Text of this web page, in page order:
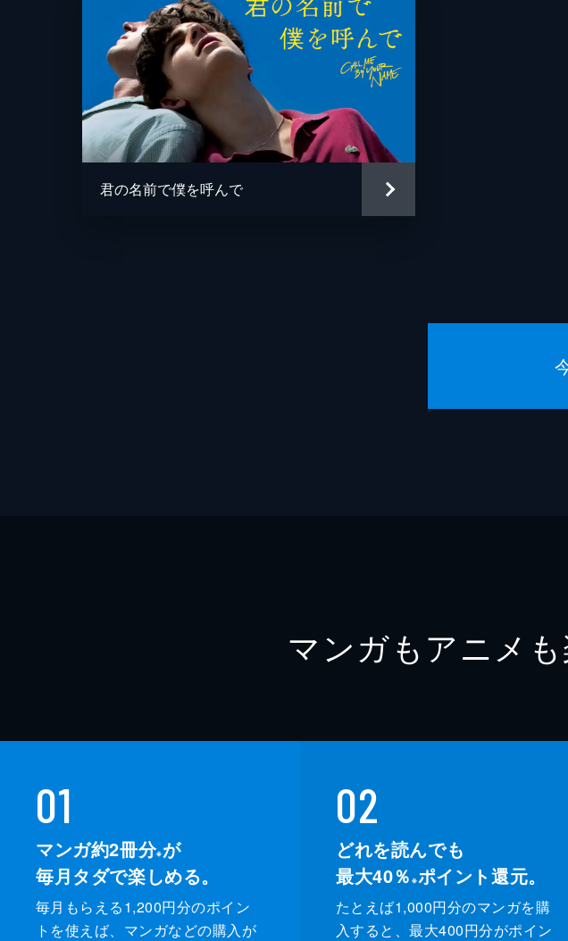
君の名前で僕を呼んで
マンガもアニメも
01
マンガ約2冊分※が
毎月タダで楽しめる。
毎月もらえる1,200円分のポイン
トを使えば、マンガなどの購入が
02
どれを読んでも
最大40％ ※ポイント還元。
たとえば1,000円分のマンガを購
入すると、最大400円分がポイン